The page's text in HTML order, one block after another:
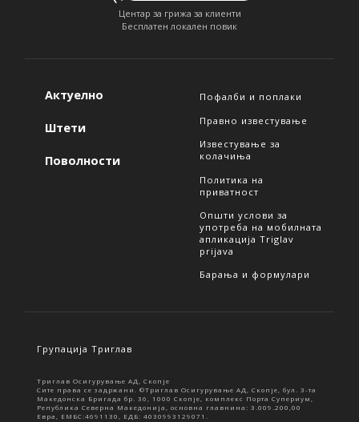
Центар за грижа за клиенти
Бесплатен локален повик
Актуелно
Штети
Поволности
Пофалби и поплаки
Правно известување
Известување за
колачиња
Политика на
приватност
Општи услови за
употреба на мобилната
апликација Triglav
prijava
Барања и формулари
Групација Триглав
Триглав Осигурување АД, Скопје
Сите права се задржани. ©Триглав Осигурување АД, Скопје, бул. 3-та
Македонска Бригада бр. 36, 1000 Скопје, комплекс Порта Супериум,
Република Северна Македонија, основна главнина: 3.009.200,00
Евра, ЕМБС:4691130, ЕДБ: 4030993129071.